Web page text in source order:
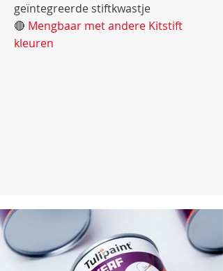
geïntegreerde stiftkwastje
🔴 Mengbaar met andere Kitstift
kleuren